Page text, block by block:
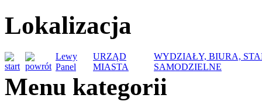
Lokalizacja
Lewy
Panel
URZĄD
MIASTA
WYDZIAŁY, BIURA,
SAMODZIELNE
Menu kategorii